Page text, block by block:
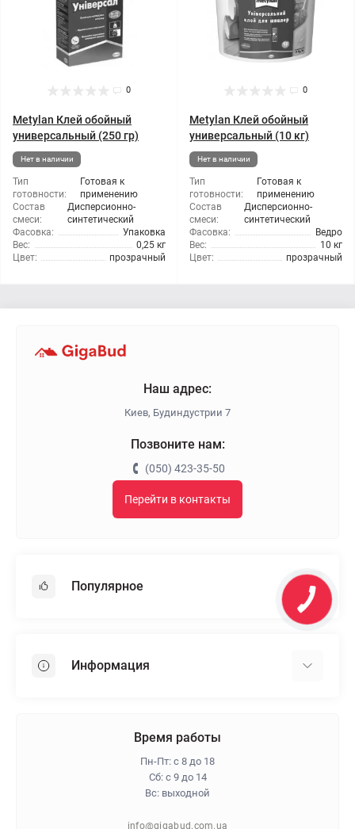
0
Metylan Клей обойный
универсальный (250 гр)
Нет в наличии
Тип
готовности:
Готовая к
применению
Состав
смеси:
Дисперсионно-
синтетический
Фасовка:
Упаковка
Вес:
0,25 кг
Цвет:
прозрачный
0
Metylan Клей обойный
универсальный (10 кг)
Нет в наличии
Тип
готовности:
Готовая к
применению
Состав
смеси:
Дисперсионно-
синтетический
Фасовка:
Ведро
Вес:
10 кг
Цвет:
прозрачный
Наш адрес:
Киев, Будиндустрии 7
Позвоните нам:
(050) 423-35-50
Перейти в контакты
Популярное
Пенопласт
Информация
Политика конфиденциальности
Время работы
Пн-Пт: с 8 до 18
Сб: с 9 до 14
Вс: выходной
info@gigabud.com.ua